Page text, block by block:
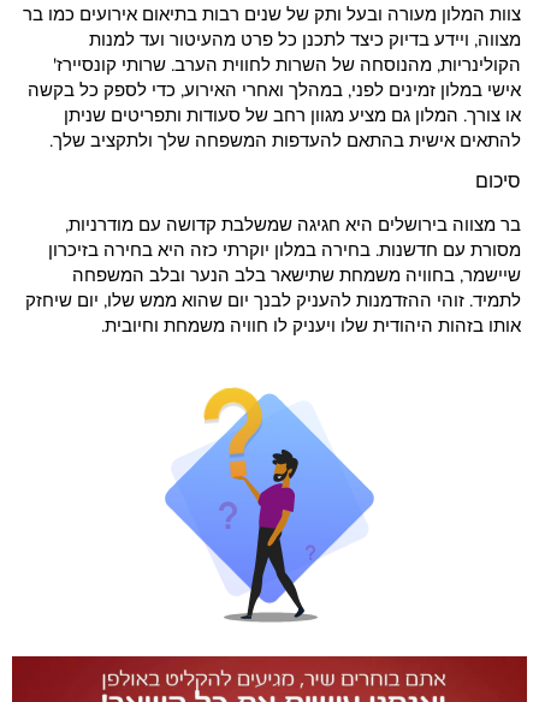
צוות המלון מעורה ובעל ותק של שנים רבות בתיאום אירועים כמו בר
מצווה, ויידע בדיוק כיצד לתכנן כל פרט מהעיטור ועד למנות
הקולינריות, מהנוסחה של השרות לחווית הערב. שרותי קונסיירז'
אישי במלון זמינים לפני, במהלך ואחרי האירוע, כדי לספק כל בקשה
או צורך. המלון גם מציע מגוון רחב של סעודות ותפריטים שניתן
להתאים אישית בהתאם להעדפות המשפחה שלך ולתקציב שלך.
סיכום
בר מצווה בירושלים היא חגיגה שמשלבת קדושה עם מודרניות,
מסורת עם חדשנות. בחירה במלון יוקרתי כזה היא בחירה בזיכרון
שיישמר, בחוויה משמחת שתישאר בלב הנער ובלב המשפחה
לתמיד. זוהי ההזדמנות להעניק לבנך יום שהוא ממש שלו, יום שיחזק
אותו בזהות היהודית שלו ויעניק לו חוויה משמחת וחיובית.